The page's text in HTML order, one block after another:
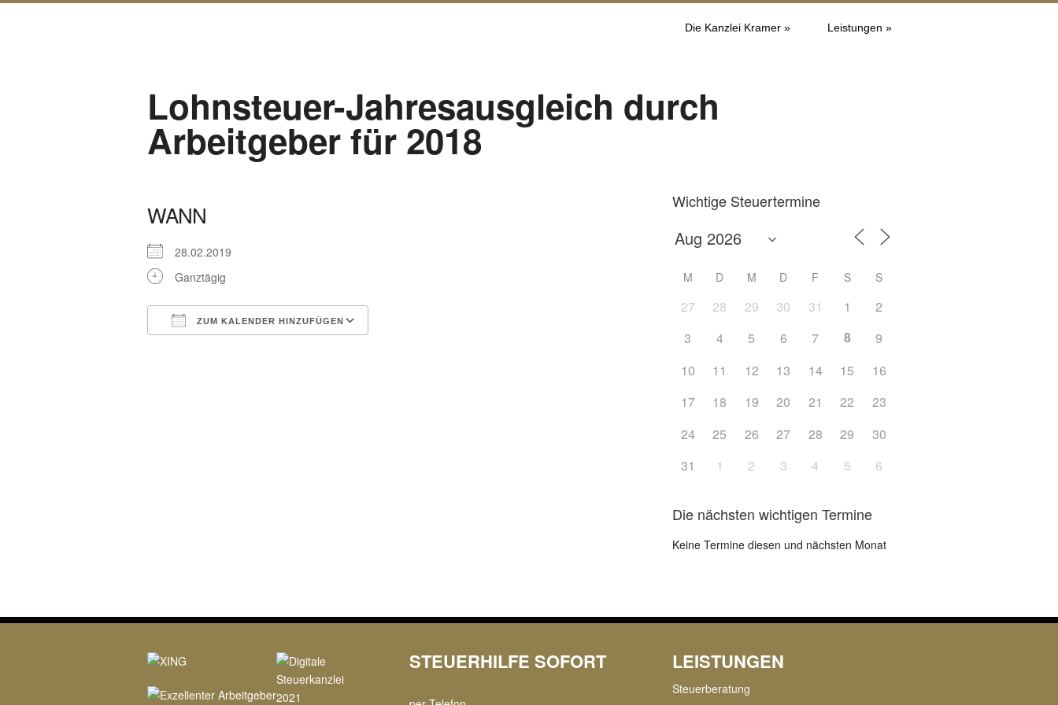
Die Kanzlei Kramer » Leistungen »
Lohnsteuer-Jahresausgleich durch
Arbeitgeber für 2018
WANN
28.02.2019
Ganztägig
ZUM KALENDER HINZUFÜGEN
Wichtige Steuertermine
M D M D F S S
27 28 29 30 31 1
2
3
4 5 6 7 8
9
10
11 12 13 14 15
16
17
18 19 20 21 22
23
24
25 26 27 28 29
30
31
1 2 3 4 5 6
Die nächsten wichtigen Termine
Keine Termine diesen und nächsten Monat
STEUERHILFE SOFORT LEISTUNGEN
Steuerberatung